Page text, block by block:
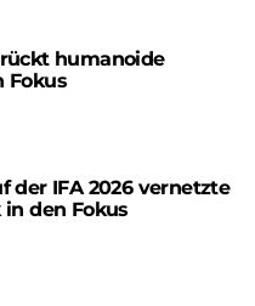
humanoide
Fokus
der IFA 2026 vernetzte
den Fokus